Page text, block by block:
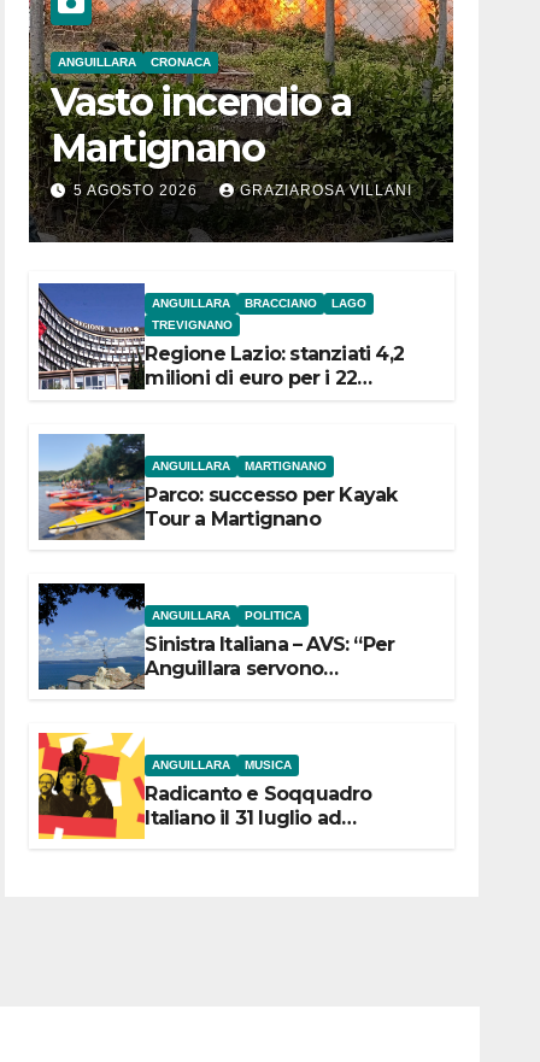
ANGUILLARA CRONACA
Vasto incendio a
Martignano
5 AGOSTO 2026 GRAZIAROSA VILLANI
ANGUILLARA BRACCIANO
LAGO
TREVIGNANO
Regione Lazio: stanziati 4,2
milioni di euro per i 22
ANGUILLARA MARTIGNANO
Parco: successo per Kayak
Tour a Martignano
ANGUILLARA POLITICA
Sinistra Italiana – AVS: “Per
Anguillara servono
ANGUILLARA MUSICA
Radicanto e Soqquadro
Italiano il 31 luglio ad